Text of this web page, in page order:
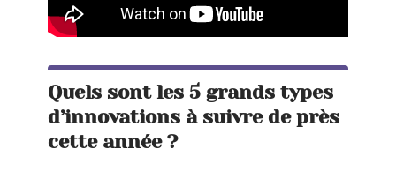
Quels sont les 5 grands types
d’innovations à suivre de près
cette année ?